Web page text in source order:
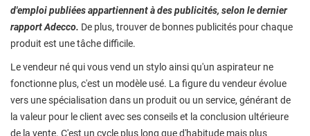
d'emploi publiées appartiennent à des publicités, selon le dernier
rapport Adecco. De plus, trouver de bonnes publicités pour chaque
produit est une tâche difficile.
Le vendeur né qui vous vend un stylo ainsi qu'un aspirateur ne
fonctionne plus, c'est un modèle usé. La figure du vendeur évolue
vers une spécialisation dans un produit ou un service, générant de
la valeur pour le client avec ses conseils et la conclusion ultérieure
de la vente. C'est un cycle plus long que d'habitude mais plus